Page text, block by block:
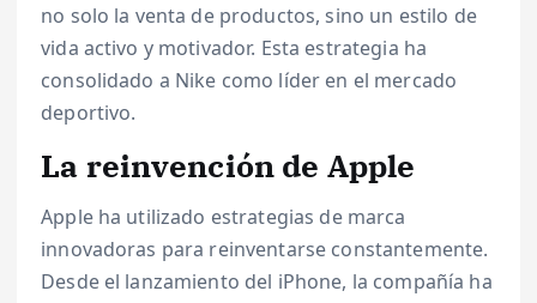
no solo la venta de productos, sino un estilo de
vida activo y motivador. Esta estrategia ha
consolidado a Nike como líder en el mercado
deportivo.
La reinvención de Apple
Apple ha utilizado estrategias de marca
innovadoras para reinventarse constantemente.
Desde el lanzamiento del iPhone, la compañía ha